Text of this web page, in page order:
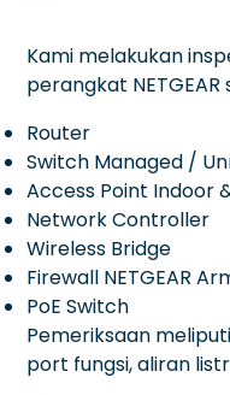
Kami melakukan
perangkat NETGEAR
Router
Switch Managed /
Access Point Indoor
Network Controller
Wireless Bridge
Firewall NETGEAR
PoE Switch
Pemeriksaan
port fungsi, aliran